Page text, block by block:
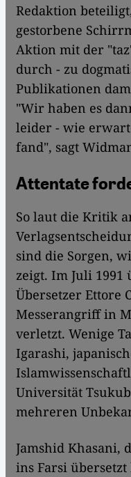
Redaktion
gestorbene
Aktion mit der
durch - zu
Publikationen
"Wir haben es
leider - wie
fand", sagt
Attentate
So laut die Kritik
sind die Sorgen,
zeigt. Im Juli
Übersetzer Ettore
Messerangriff in
verletzt. Wenige
Igarashi,
Universität
mehreren
Jamshid Khasani,
ins Farsi